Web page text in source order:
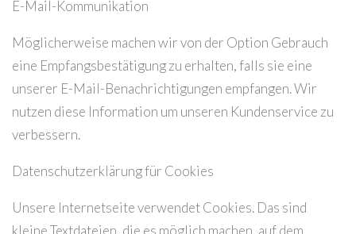
E-Mail-Kommunikation
Möglicherweise machen wir von der Option Gebrauch
eine Empfangsbestätigung zu erhalten, falls sie eine
unserer E-Mail-Benachrichtigungen empfangen. Wir
nutzen diese Information um unseren Kundenservice zu
verbessern.
Datenschutzerklärung für Cookies
Unsere Internetseite verwendet Cookies. Das sind
kleine Textdateien, die es möglich machen, auf dem